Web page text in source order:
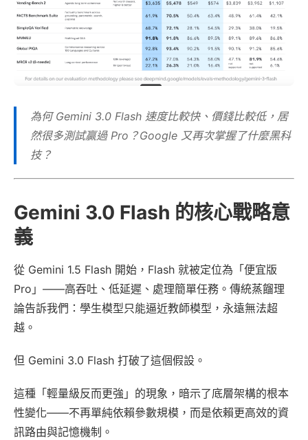
為何 Gemini 3.0 Flash 速度比較快、價錢比較低，居
然很多測試贏過 Pro？Google 又再次掌握了什麼黑科
技？
Gemini 3.0 Flash 的核心戰略意
義
從 Gemini 1.5 Flash 開始，Flash 就被定位為「便宜版
Pro」——高吞吐、低延遲、處理簡單任務。傳統蒸餾理
論告訴我們：學生模型只能逼近教師模型，永遠無法超
越。
但 Gemini 3.0 Flash 打破了這個假設。
這種「輕量級反而更強」的現象，暗示了底層架構的根本
性變化——不再單純依賴參數規模，而是依賴更高效的資
訊路由與記憶機制。